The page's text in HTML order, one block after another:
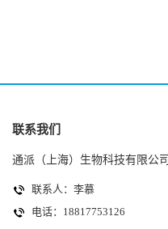
联系我们
通派（上海）生物科技有限公司
联系人：李慕
电话：18817753126